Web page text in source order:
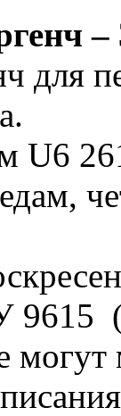
–
для
U6
9615